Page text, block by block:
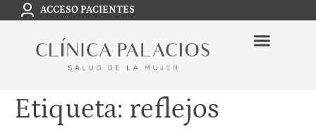
ACCESO PACIENTES
Etiqueta: reflejos